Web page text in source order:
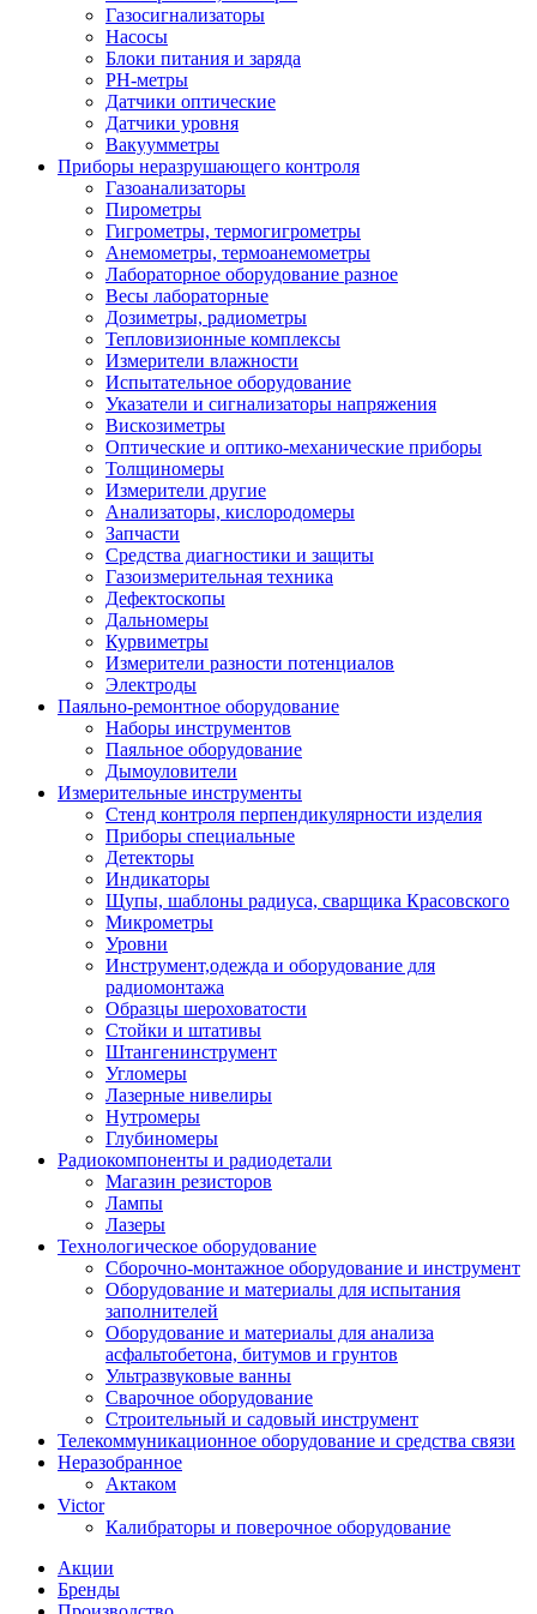
Газосигнализаторы
Насосы
Блоки питания и заряда
PH-метры
Датчики оптические
Датчики уровня
Вакуумметры
Приборы неразрушающего контроля
Газоанализаторы
Пирометры
Гигрометры, термогигрометры
Анемометры, термоанемометры
Лабораторное оборудование разное
Весы лабораторные
Дозиметры, радиометры
Тепловизионные комплексы
Измерители влажности
Испытательное оборудование
Указатели и сигнализаторы напряжения
Вискозиметры
Оптические и оптико-механические приборы
Толщиномеры
Измерители другие
Анализаторы, кислородомеры
Запчасти
Средства диагностики и защиты
Газоизмерительная техника
Дефектоскопы
Дальномеры
Курвиметры
Измерители разности потенциалов
Электроды
Паяльно-ремонтное оборудование
Наборы инструментов
Паяльное оборудование
Дымоуловители
Измерительные инструменты
Стенд контроля перпендикулярности изделия
Приборы специальные
Детекторы
Индикаторы
Щупы, шаблоны радиуса, сварщика Красовского
Микрометры
Уровни
Инструмент,одежда и оборудование для
радиомонтажа
Образцы шероховатости
Стойки и штативы
Штангенинструмент
Угломеры
Лазерные нивелиры
Нутромеры
Глубиномеры
Радиокомпоненты и радиодетали
Магазин резисторов
Лампы
Лазеры
Технологическое оборудование
Сборочно-монтажное оборудование и инструмент
Оборудование и материалы для испытания
заполнителей
Оборудование и материалы для анализа
асфальтобетона, битумов и грунтов
Ультразвуковые ванны
Сварочное оборудование
Строительный и садовый инструмент
Телекоммуникационное оборудование и средства связи
Неразобранное
Актаком
Victor
Калибраторы и поверочное оборудование
Акции
Бренды